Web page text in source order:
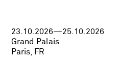
23.10.2026—25.10.2026
Grand Palais
Paris, FR